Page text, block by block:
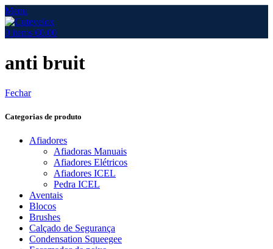
Menu
0 items €0.00
anti bruit
Fechar
Categorias de produto
Afiadores
Afiadoras Manuais
Afiadores Elétricos
Afiadores ICEL
Pedra ICEL
Aventais
Blocos
Brushes
Calçado de Segurança
Condensation Squeegee